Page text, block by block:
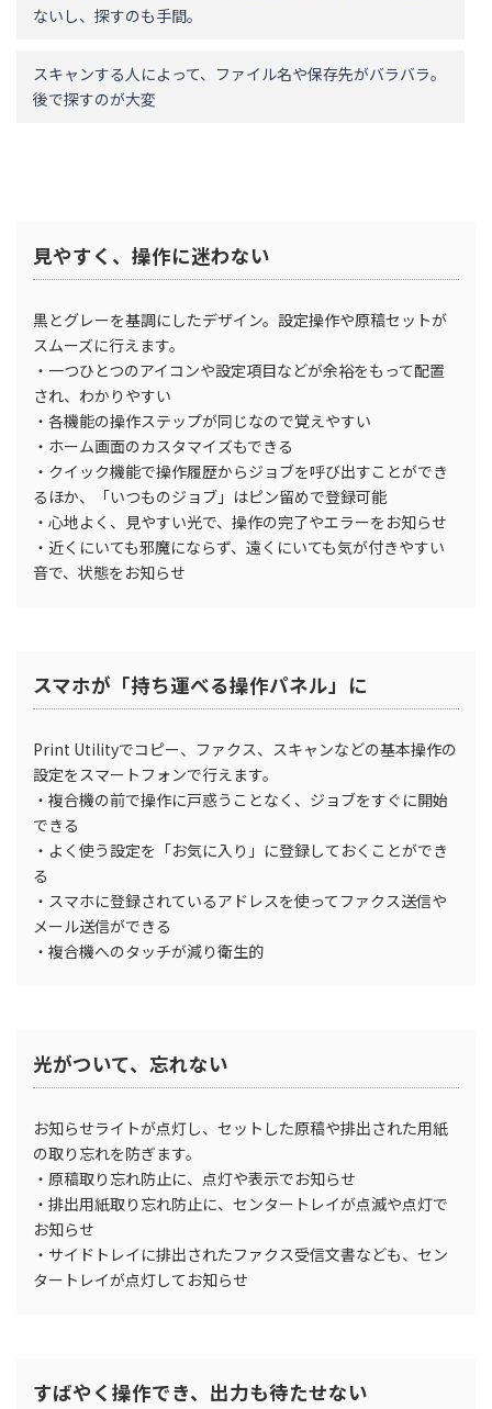
ないし、探すのも手間。
スキャンする人によって、ファイル名や保存先がバラバラ。
後で探すのが大変
見やすく、操作に迷わない
黒とグレーを基調にしたデザイン。設定操作や原稿セットが
スムーズに行えます。
・一つひとつのアイコンや設定項目などが余裕をもって配置
され、わかりやすい
・各機能の操作ステップが同じなので覚えやすい
・ホーム画面のカスタマイズもできる
・クイック機能で操作履歴からジョブを呼び出すことができ
るほか、「いつものジョブ」はピン留めで登録可能
・心地よく、見やすい光で、操作の完了やエラーをお知らせ
・近くにいても邪魔にならず、遠くにいても気が付きやすい
音で、状態をお知らせ
スマホが「持ち運べる操作パネル」に
Print Utilityでコピー、ファクス、スキャンなどの基本操作の
設定をスマートフォンで行えます。
・複合機の前で操作に戸惑うことなく、ジョブをすぐに開始
できる
・よく使う設定を「お気に入り」に登録しておくことができ
る
・スマホに登録されているアドレスを使ってファクス送信や
メール送信ができる
・複合機へのタッチが減り衛生的
光がついて、忘れない
お知らせライトが点灯し、セットした原稿や排出された用紙
の取り忘れを防ぎます。
・原稿取り忘れ防止に、点灯や表示でお知らせ
・排出用紙取り忘れ防止に、センタートレイが点滅や点灯で
お知らせ
・サイドトレイに排出されたファクス受信文書なども、セン
タートレイが点灯してお知らせ
すばやく操作でき、出力も待たせない